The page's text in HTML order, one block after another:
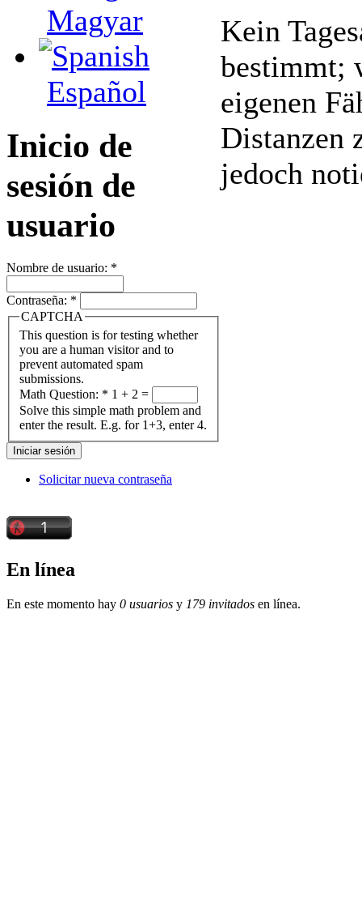
Magyar
Español
Inicio de
sesión de
usuario
Nombre de usuario: *
Contraseña: *
CAPTCHA
This question is for testing whether
you are a human visitor and to
prevent automated spam
submissions.
Math Question: * 1 + 2 =
Solve this simple math problem and
enter the result. E.g. for 1+3, enter 4.
Solicitar nueva contraseña
Kein
bestimmt;
eigenen
Distanzen
jedoch
En línea
En este momento hay 0 usuarios y 179 invitados en línea.